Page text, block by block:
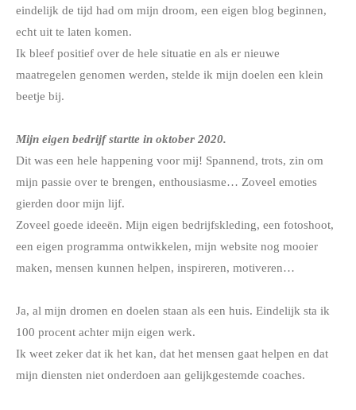
eindelijk de tijd had om mijn droom, een eigen blog beginnen,
echt uit te laten komen.
Ik bleef positief over de hele situatie en als er nieuwe
maatregelen genomen werden, stelde ik mijn doelen een klein
beetje bij.
Mijn eigen bedrijf startte in oktober 2020.
Dit was een hele happening voor mij! Spannend, trots, zin om
mijn passie over te brengen, enthousiasme… Zoveel emoties
gierden door mijn lijf.
Zoveel goede ideeën. Mijn eigen bedrijfskleding, een fotoshoot,
een eigen programma ontwikkelen, mijn website nog mooier
maken, mensen kunnen helpen, inspireren, motiveren…
Ja, al mijn dromen en doelen staan als een huis. Eindelijk sta ik
100 procent achter mijn eigen werk.
Ik weet zeker dat ik het kan, dat het mensen gaat helpen en dat
mijn diensten niet onderdoen aan gelijkgestemde coaches.